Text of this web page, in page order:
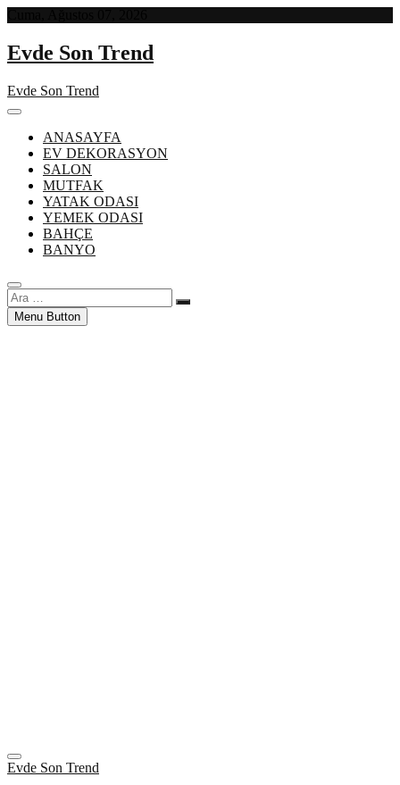
content
Evde Son Trend
Evde Son Trend
ANASAYFA
EV DEKORASYON
SALON
MUTFAK
YATAK ODASI
YEMEK ODASI
BAHÇE
BANYO
Ara
…Menu Button
Evde Son Trend